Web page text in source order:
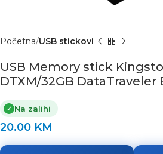
Početna USB stickovi
USB Memory stick
DTXM/32GB DataTraveler
✓ Na zalihi
20.00 KM